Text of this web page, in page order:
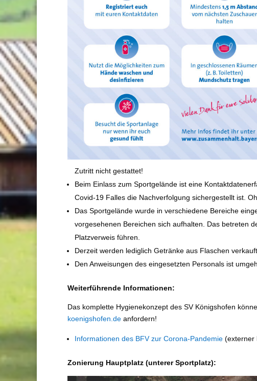
Zutritt nicht gestattet!
Beim Einlass zum Sportgelände ist eine
Covid-19 Falles die Nachverfolgung sichergestellt ist.
Das Sportgelände wurde in verschiedene Bereiche
vorgesehenen Bereichen sich aufhalten. Das betreten
Platzverweis führen.
Derzeit werden lediglich Getränke aus Flaschen
Den Anweisungen des eingesetzten Personals ist
Weiterführende Informationen:
Das komplette Hygienekonzept des SV Königshofen
koenigshofen.de anfordern!
Informationen des BFV zur Corona-Pandemie (externer
Zonierung Hauptplatz (unterer Sportplatz):